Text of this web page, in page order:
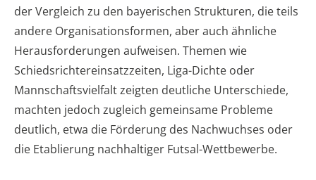
der Vergleich zu den bayerischen Strukturen, die teils
andere Organisationsformen, aber auch ähnliche
Herausforderungen aufweisen. Themen wie
Schiedsrichtereinsatzzeiten, Liga-Dichte oder
Mannschaftsvielfalt zeigten deutliche Unterschiede,
machten jedoch zugleich gemeinsame Probleme
deutlich, etwa die Förderung des Nachwuchses oder
die Etablierung nachhaltiger Futsal-Wettbewerbe.